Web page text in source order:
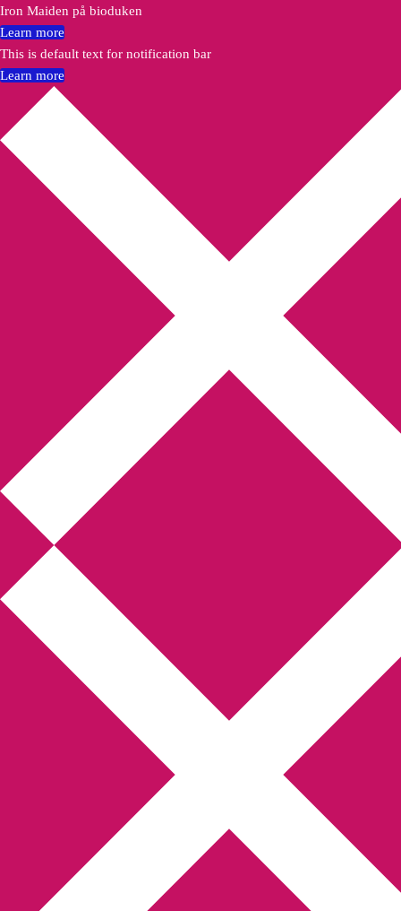
Annikas litteratur-
och kulturblogg
Deckare, kriminalromaner, thrillers
Hem Författarfemman
Webbshop Amazon
Bokbloggsjerka Bloggmaraton
Kriminalroman Min tv-blogg
You are here: 30 bokfrågor Dag 11: En bok du hatade
Iron Maiden på bioduken
Learn more
This is default text for notification bar
Learn more